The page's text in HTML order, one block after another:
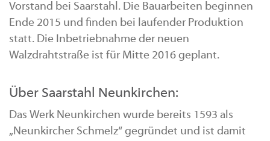
Vorstand bei Saarstahl. Die Bauarbeiten beginnen
Ende 2015 und finden bei laufender Produktion
statt. Die Inbetriebnahme der neuen
Walzdrahtstraße ist für Mitte 2016 geplant.
Über Saarstahl Neunkirchen:
Das Werk Neunkirchen wurde bereits 1593 als
„Neunkircher Schmelz“ gegründet und ist damit